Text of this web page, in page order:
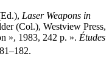
Laser Weapons in
(Col.), Westview Press,
», 1983, 242 p. ». Études